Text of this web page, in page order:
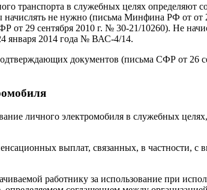
транспорта в служебных целях определяют
не нужно (письма Минфина РФ от от
29 сентября 2010 г. № 30-21/10260). Не
января 2014 года № ВАС-4/14.
документов (письма СФР от 26
личного электромобиля в служебных
выплат, связанных, в частности,
работнику за использование при